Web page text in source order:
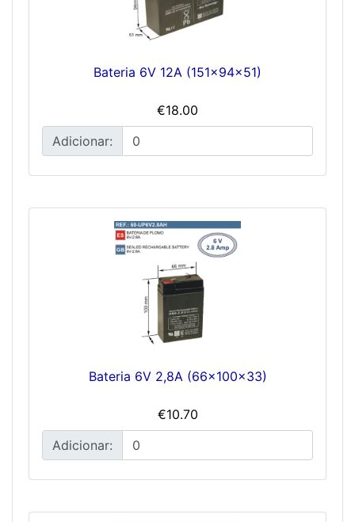
Bateria 6V 12A (151x94x51)
€18.00
Adicionar:
Bateria 6V 2,8A (66x100x33)
€10.70
Adicionar: